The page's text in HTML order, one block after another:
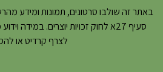
באתר זה שולבו סרטונים, תמונות ומידע
סעיף 27א לחוק זכויות יוצרים. במידה
לצרף קרדיט או